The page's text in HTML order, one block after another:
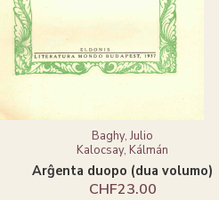
Baghy, Julio
Kalocsay, Kálmán
Arĝenta duopo (dua volumo)
CHF23.00